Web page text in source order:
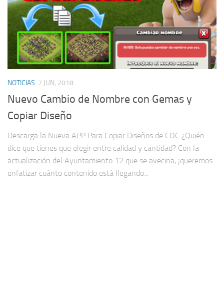
NOTICIAS 7 JUN, 2018
Nuevo Cambio de Nombre con Gemas y
Copiar Diseño
Descarga la Nueva APP Para Copiar Diseños de COC ¿Quién
dice que tienes que elegir entre calidad y cantidad? Con la
actualización del Ayuntamiento 12 que se avecina, ¡queremos
enfatizar cuánto contenido está llegando...